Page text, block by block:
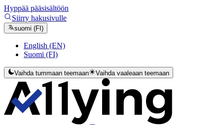
Hyppää pääsisältöön
Siirry hakusivulle
suomi (FI)
English (EN)
Suomi (FI)
Vaihda tummaan teemaan Vaihda vaaleaan teemaan